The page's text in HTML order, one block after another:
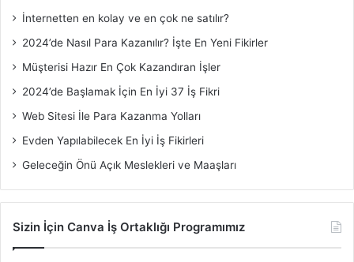
İnternetten en kolay ve en çok ne satılır?
2024’de Nasıl Para Kazanılır? İşte En Yeni Fikirler
Müşterisi Hazır En Çok Kazandıran İşler
2024’de Başlamak İçin En İyi 37 İş Fikri
Web Sitesi İle Para Kazanma Yolları
Evden Yapılabilecek En İyi İş Fikirleri
Geleceğin Önü Açık Meslekleri ve Maaşları
Sizin İçin Canva İş Ortaklığı Programımız